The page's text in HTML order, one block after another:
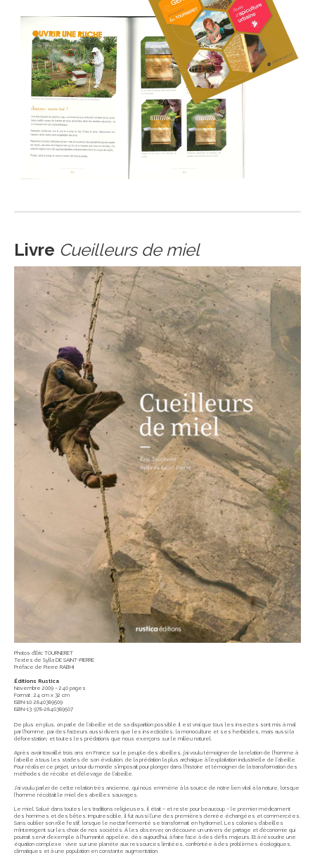
Livre Cueilleurs de miel
Photos d’Éric TOURNERET
Textes de Sylla DE SAINT-PIERRE
Préface de Pierre RABHI
Éditions Rustica
Novembre 2009 – 240 pages
Format : 24 cm x 32 cm
ISBN-10: 2840389509
ISBN-13: 978-2840389507
De plus en plus, on parle de l’abeille et de sa disparition possible. Il est vrai que tous les insectes sont mis à mal
par l’homme, par des facteurs aussi divers que les insecticides, la monoculture et ses herbicides, mais aussi la
déforestation, et toutes les prédations que nous exerçons sur le milieu naturel.
Après avoir travaillé trois ans en France sur le peuple des abeilles, j’ai voulu témoigner de la relation de l’homme à
l’abeille à tous les stades de son évolution, de la prédation la plus archaïque à l’exploitation industrielle de l’abeille.
Pour réaliser ce projet, un tour du monde s’imposait pour plonger dans l’histoire et témoigner de la transformation des
méthodes de récolte et d’élevage de l’abeille.
J’ai voulu parler de cette relation très ancienne, qui nous emmène à la source de notre lien vital à la nature, lorsque
l’homme récoltait le miel des abeilles sauvages.
Le miel. Salué dans toutes les traditions religieuses, il était – et reste pour beaucoup – le premier médicament
des hommes et des bêtes. Imputrescible, il fut aussi l’une des premières denrée échangées et commercées.
Sans oublier son rôle festif, lorsque le nectar fermenté se transformait en hydromel. Les colonies d’abeilles
m’interrogent sur les choix de nos sociétés. À les observer, on découvre un univers de partage et d’économie qui
pourrait servir d’exemple à l’humanité appelée, dès aujourd’hui, à faire face à des défis majeurs. Et à résoudre une
équation complexe : vivre sur une planète aux ressources limitées, confrontée à des problèmes écologiques,
climatiques et à une population en constante augmentation.